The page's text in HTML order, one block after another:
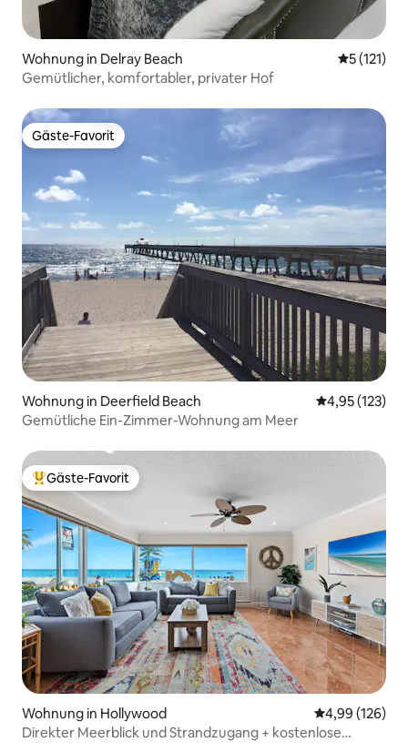
Wohnung in Delray Beach
5 (121)
Gemütlicher, komfortabler, privater Hof
Gäste-Favorit
Gäste-Favorit
Wohnung in Deerfield Beach
4,95 (123)
Gemütliche Ein-Zimmer-Wohnung am Meer
Beliebter Gäste-Favorit.
Gäste-Favorit
Wohnung in Hollywood
4,99 (126)
Direkter Meerblick und Strandzugang + kostenlose